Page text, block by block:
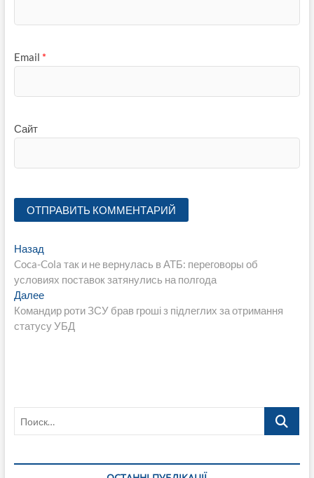
Email *
Сайт
Навигация
по
записям
НазадПредыдущая
запись:
Coca-Cola так и не вернулась в АТБ: переговоры об
условиях поставок затянулись на полгода
ДалееСледующая
запись:
Командир роти ЗСУ брав гроші з підлеглих за отримання
статусу УБД
Поиск…